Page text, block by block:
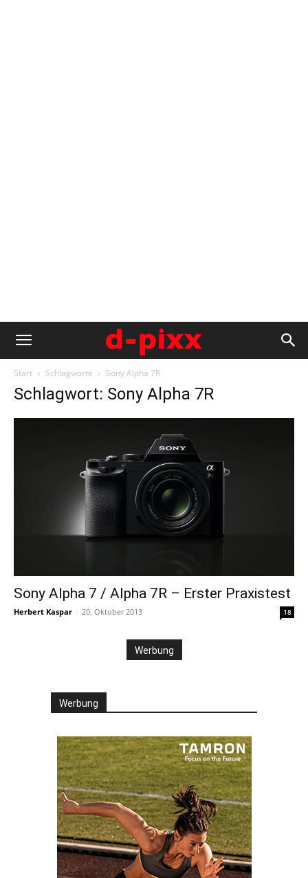
Start Schlagworte Sony Alpha 7R
Schlagwort: Sony Alpha 7R
Sony Alpha 7 / Alpha 7R – Erster Praxistest
Herbert Kaspar - 20. Oktober 2013 18
Werbung
Werbung